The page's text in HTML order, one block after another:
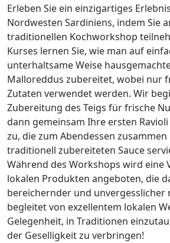
Erleben Sie ein einzigartiges
Nordwesten Sardiniens, indem Sie
traditionellen Kochworkshop
Kurses lernen Sie, wie man auf
unterhaltsame Weise
Malloreddus zubereitet, wobei nur
Zutaten verwendet werden. Wir
Zubereitung des Teigs für frische
dann gemeinsam Ihre ersten
zu, die zum Abendessen
traditionell zubereiteten Sauce
Während des Workshops wird eine
lokalen Produkten angeboten, die
bereichernder und unvergesslicher
begleitet von exzellentem lokalen
Gelegenheit, in Traditionen
der Geselligkeit zu verbringen!